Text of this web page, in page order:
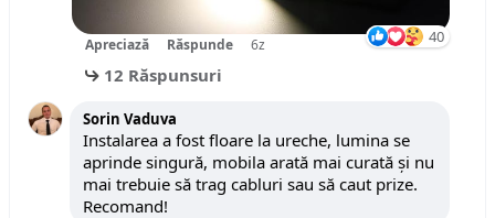
Apreciază Răspunde 6z 40
12 Răspunsuri
Sorin Vaduva
Instalarea a fost floare la ureche, lumina se
aprinde singură, mobila arată mai curată și nu
mai trebuie să trag cabluri sau să caut prize.
Recomand!